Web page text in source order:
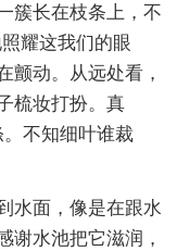
簇长在枝条上，不
耀这我们的眼
颤动。从远处看，
梳妆打扮。真
不知细叶谁裁
水面，像是在跟水
谢水池把它滋润，